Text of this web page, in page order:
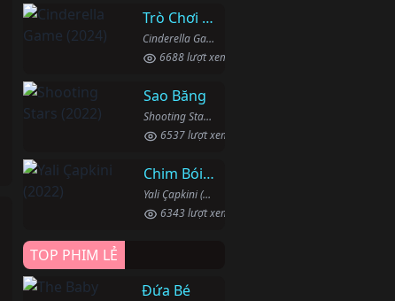
Trò Chơi Lọ Lem
Cinderella Game (2024)
6688 lượt xem
Sao Băng
Shooting Stars (2022)
6537 lượt xem
Chim Bói Cá
Yali Çapkini (2022)
6343 lượt xem
TOP PHIM LẺ
Đứa Bé